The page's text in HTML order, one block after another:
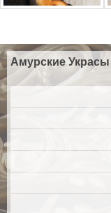
Амурские Украсы